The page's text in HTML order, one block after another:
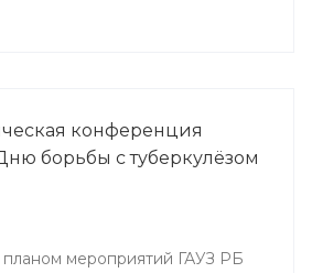
конференция
борьбы с туберкулёзом
планом мероприятий ГАУЗ РБ